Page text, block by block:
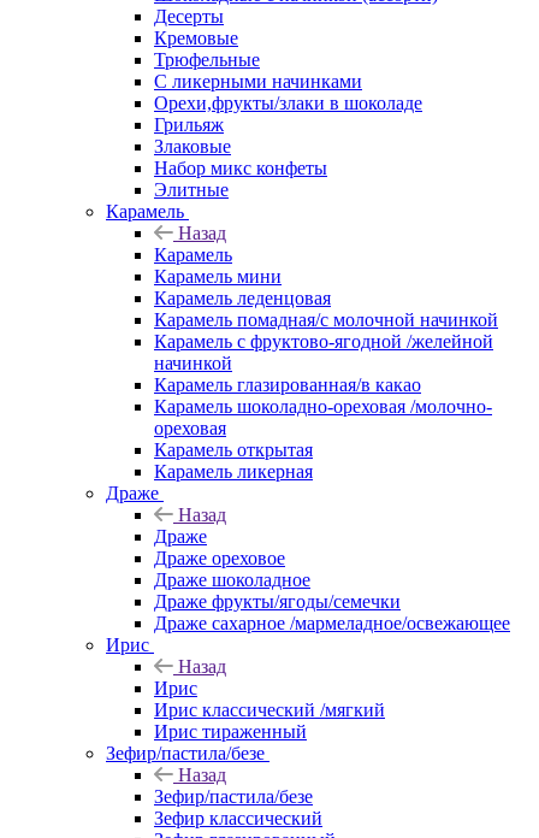
Десерты
Кремовые
Трюфельные
С ликерными начинками
Орехи,фрукты/злаки в шоколаде
Грильяж
Злаковые
Набор микс конфеты
Элитные
Карамель
Назад
Карамель
Карамель мини
Карамель леденцовая
Карамель помадная/с молочной начинкой
Карамель с фруктово-ягодной /желейной
начинкой
Карамель глазированная/в какао
Карамель шоколадно-ореховая /молочно-
ореховая
Карамель открытая
Карамель ликерная
Драже
Назад
Драже
Драже ореховое
Драже шоколадное
Драже фрукты/ягоды/семечки
Драже сахарное /мармеладное/освежающее
Ирис
Назад
Ирис
Ирис классический /мягкий
Ирис тираженный
Зефир/пастила/безе
Назад
Зефир/пастила/безе
Зефир классический